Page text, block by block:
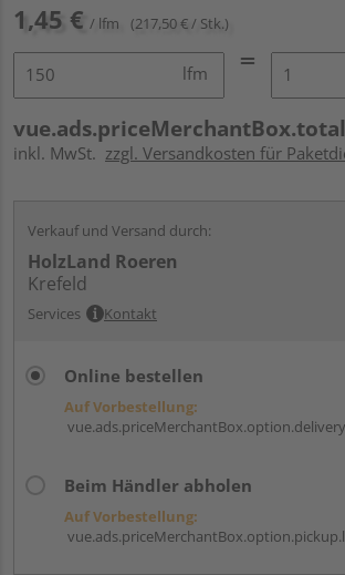
1,45 € / lfm (217,50 € / Stk.)
lfm
vue.ads.priceMerchantBox.total
inkl. MwSt. zzgl. Versandkosten für
Verkauf und Versand durch:
HolzLand Roeren
Krefeld
Services Kontakt
Online bestellen
Auf Vorbestellung:
Beim Händler abholen
Auf Vorbestellung: